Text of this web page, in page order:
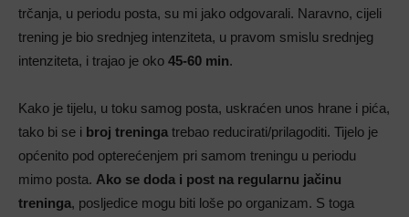
trčanja, u periodu posta, su mi jako odgovarali. Naravno, cijeli
trening je bio srednjeg intenziteta, u pravom smislu srednjeg
intenziteta, i trajao je oko 45-60 min.
Kako je tijelu, u toku samog posta, uskraćen unos hrane i pića,
tako bi se i broj treninga trebao reducirati/prilagoditi. Tijelo je
općenito pod opterećenjem pri samom treningu u periodu
mimo posta. Ako se doda i post na regularnu jačinu
treninga, posljedice mogu biti loše po organizam. S toga